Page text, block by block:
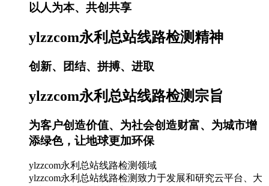
以人为本、共创共享
ylzzcom永利总站线路检测精神
创新、团结、拼搏、进取
ylzzcom永利总站线路检测宗旨
为客户创造价值、为社会创造财富、为城市增
添绿色，让地球更加环保
ylzzcom永利总站线路检测领域
ylzzcom永利总站线路检测致力于发展和研究云平台、大